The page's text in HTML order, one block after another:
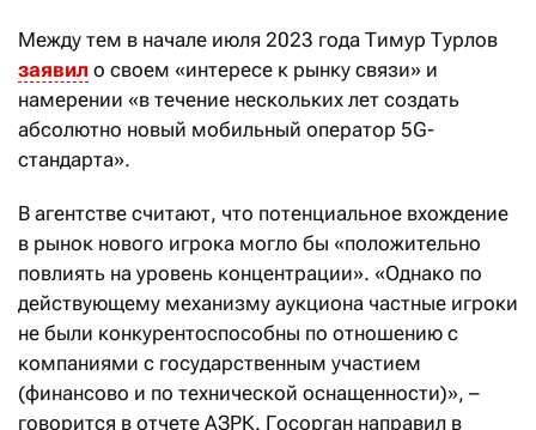
Между тем в начале июля 2023 года Тимур Турлов
заявил о своем «интересе к рынку связи» и
намерении «в течение нескольких лет создать
абсолютно новый мобильный оператор 5G-
стандарта».
В агентстве считают, что потенциальное вхождение
в рынок нового игрока могло бы «положительно
повлиять на уровень концентрации». «Однако по
действующему механизму аукциона частные игроки
не были конкурентоспособны по отношению с
компаниями с государственным участием
(финансово и по технической оснащенности)», –
говорится в отчете АЗРК. Госорган направил в